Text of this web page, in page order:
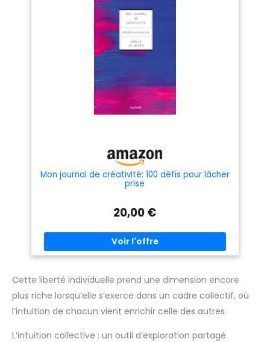
Mon journal de créativité: 100 défis pour lâcher
prise
20,00 €
Cette liberté individuelle prend une dimension encore
plus riche lorsqu’elle s’exerce dans un cadre collectif, où
l’intuition de chacun vient enrichir celle des autres.
L’intuition collective : un outil d’exploration partagé